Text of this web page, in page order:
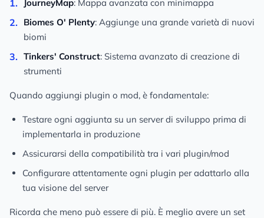
JourneyMap: Mappa avanzata con minimappa
Biomes O' Plenty: Aggiunge una grande varietà di nuovi
biomi
Tinkers' Construct: Sistema avanzato di creazione di
strumenti
Quando aggiungi plugin o mod, è fondamentale:
Testare ogni aggiunta su un server di sviluppo prima di
implementarla in produzione
Assicurarsi della compatibilità tra i vari plugin/mod
Configurare attentamente ogni plugin per adattarlo alla
tua visione del server
Ricorda che meno può essere di più. È meglio avere un set